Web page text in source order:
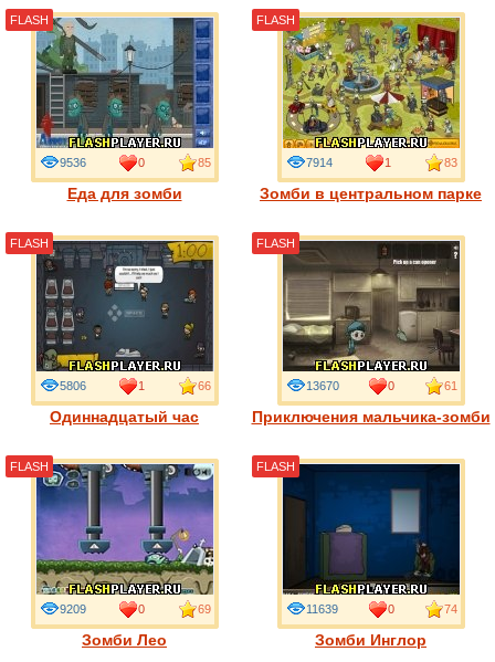
Еда для зомби
9536 0 85
FLASH
Зомби в центральном парке
7914 1 83
FLASH
Одиннадцатый час
5806 1 66
FLASH
Приключения мальчика-зомби
13670 0 61
FLASH
Зомби Лео
9209 0 69
FLASH
Зомби Инглор
11639 0 74
FLASH